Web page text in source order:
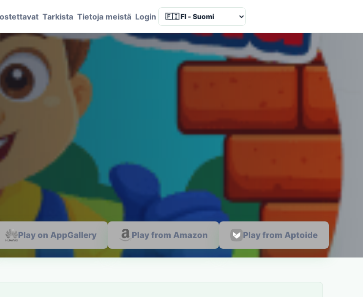
Tarkista Tietoja meistä Login Language
Play on AppGallery Play from Amazon Play from Aptoide